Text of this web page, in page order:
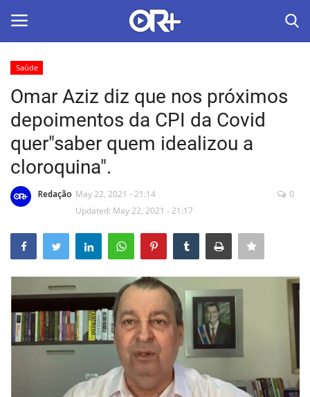
Home
O Radião News
Últimas
Política
Economia
Educação
Saúde
Omar Aziz diz que nos próximos
depoimentos da CPI da Covid
quer"saber quem idealizou a
cloroquina".
Redação May 22, 2021 - 21:14
Updated: May 22, 2021 - 21:17
0